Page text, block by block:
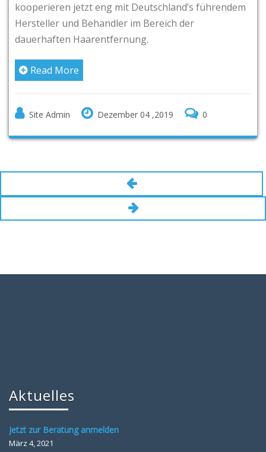
kooperieren jetzt eng mit Deutschland’s führendem
Hersteller und Behandler im Bereich der
dauerhaften Haarentfernung.
Read More
Site Admin Dezember 04 ,2019 0
Aktuelles
Jetzt zur Beratung anmelden
März 4, 2021